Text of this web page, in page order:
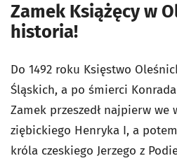
Zamek Książęcy w
historia!
Do 1492 roku Księstwo
Śląskich, a po śmierci Konrada
Zamek przeszedł najpierw we
ziębickiego Henryka I, a
króla czeskiego Jerzego z